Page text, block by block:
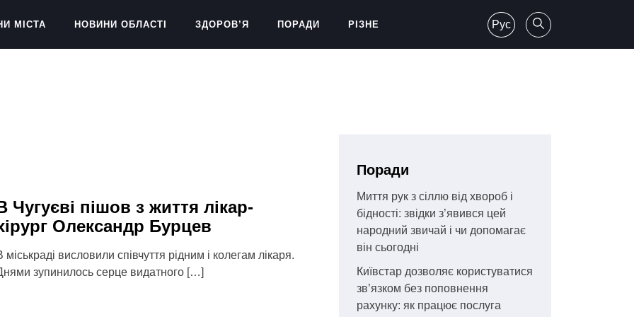
МІСТА НОВИНИ ОБЛАСТІ ЗДОРОВ’Я ПОРАДИ РІЗНЕ Рус
Чугуєві пішов з життя лікар-
Олександр Бурцев
міськраді висловили співчуття рідним і колегам лікаря.
зупинилось серце видатного […]
Поради
Миття рук з сіллю від хвороб і
бідності: звідки з’явився цей
народний звичай і чи допомагає
він сьогодні
Київстар дозволяє користуватися
зв’язком без поповнення
рахунку: як працює послуга